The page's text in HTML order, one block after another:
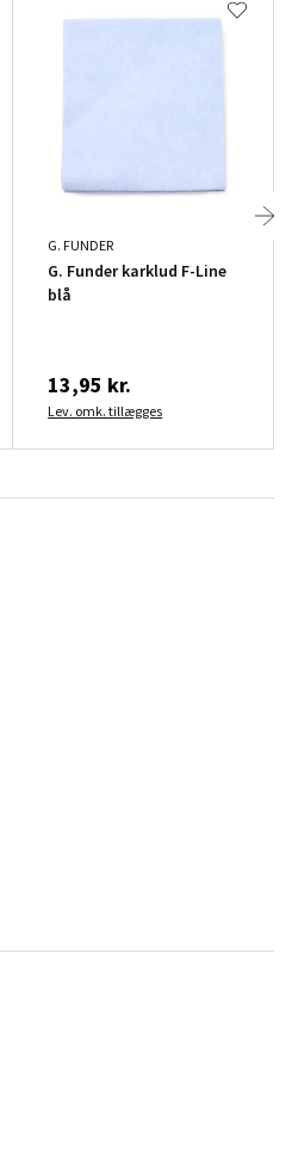
G. FUNDER
G. Funder karklud F-Line
blå
13,95 kr.
Lev. omk. tillægges